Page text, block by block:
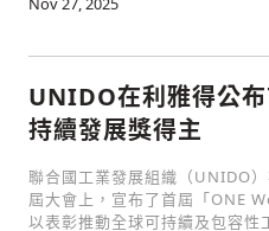
UNIDO在利雅得公
持續發展獎得主
聯合國工業發展組織（UNIDO
屆大會上，宣布了首屆「ONE
以表彰推動全球可持續及包容性